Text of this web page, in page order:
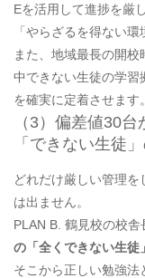
Eを活用して進捗を厳
「やらざるを得ない
また、地域最長の開
中できない生徒の学習
を確実に定着させます。
（3）偏差値30
「できない生徒
どれだけ厳しい管理
は出ません。
PLAN B. 鶴見校の校舎
の「全くできない生徒
そこから正しい勉強法